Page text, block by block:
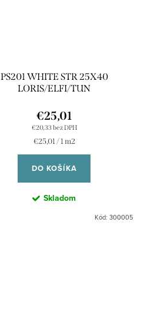
PS201 WHITE STR 25X40
LORIS/ELFI/TUN
€20,33 bez DPH
€25,01
Jednotková
cena:
€25,01 / 1 m2
DO KOŠÍKA
Skladom
Kód: 300005